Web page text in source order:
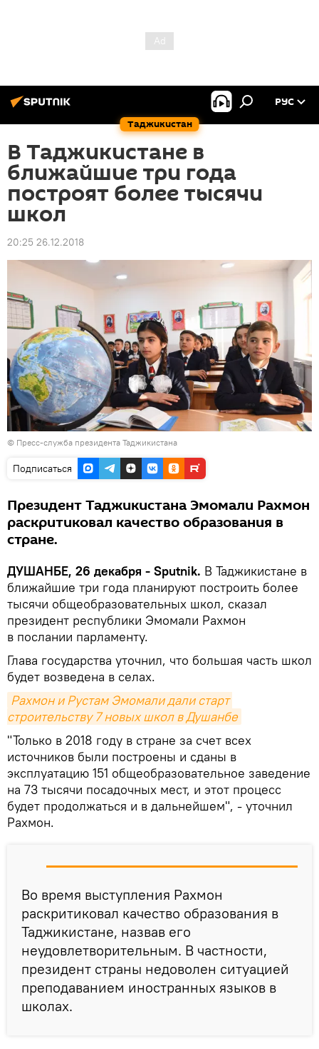
Таджикистан
РУС
В Таджикистане в
ближайшие три года
построят более тысячи
школ
20:25 26.12.2018
© Пресс-служба президента Таджикистана
Подписаться
Президент Таджикистана Эмомали Рахмон
раскритиковал качество образования в
стране.
ДУШАНБЕ, 26 декабря - Sputnik. В Таджикистане в
ближайшие три года планируют построить более
тысячи общеобразовательных школ, сказал
президент республики Эмомали Рахмон
в послании парламенту.
Глава государства уточнил, что большая часть школ
будет возведена в селах.
Рахмон и Рустам Эмомали дали старт
строительству 7 новых школ в Душанбе
"Только в 2018 году в стране за счет всех
источников были построены и сданы в
эксплуатацию 151 общеобразовательное заведение
на 73 тысячи посадочных мест, и этот процесс
будет продолжаться и в дальнейшем", - уточнил
Рахмон.
Во время выступления Рахмон
раскритиковал качество образования в
Таджикистане, назвав его
неудовлетворительным. В частности,
президент страны недоволен ситуацией
преподаванием иностранных языков в
школах.